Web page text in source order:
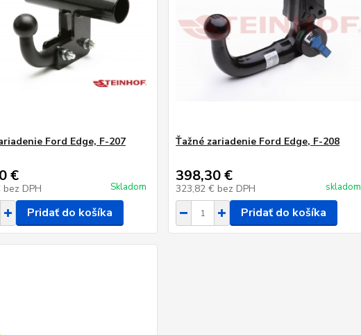
Ford Edge, F-207
€
bez DPH Skladom
Pridať do košíka
Ťažné zariadenie Ford Edge, F-208
398,30 €
323,82 € bez DPH skladom
Pridať do košíka